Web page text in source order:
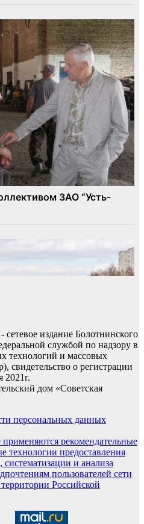
сетевое издание Болотнинского
службой по надзору в
технологий и массовых
свидетельство о регистрации
дом «Советская
персональных данных
рекомендательные
технологии предоставления
и анализа
пользователей сети
Российской